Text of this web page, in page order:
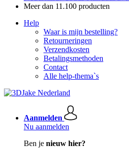
Meer dan 11.100 producten
Help
Waar is mijn bestelling?
Retourneringen
Verzendkosten
Betalingsmethoden
Contact
Alle help-thema`s
Aanmelden
Nu aanmelden
Ben je nieuw hier?